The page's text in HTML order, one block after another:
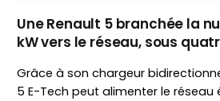
Une Renault 5 branchée la
kW vers le réseau, sous
Grâce à son chargeur
5 E-Tech peut alimenter le réseau